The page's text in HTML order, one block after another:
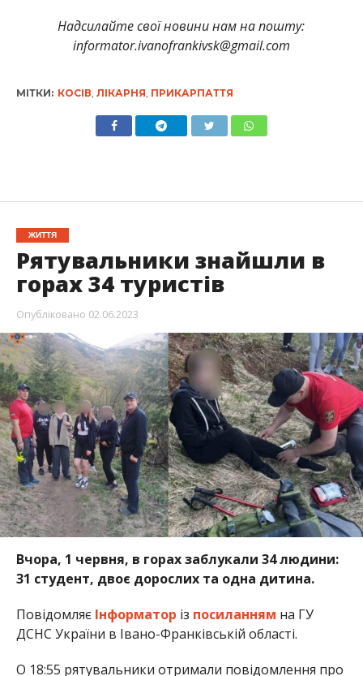
Надсилайте свої новини нам на пошту:
informator.ivanofrankivsk@gmail.com
МІТКИ: КОСІВ ЛІКАРНЯ ПРИКАРПАТТЯ
ЖИТТЯ
Рятувальники знайшли в
горах 34 туристів
Опубліковано 02.06.2023
Вчора, 1 червня, в горах заблукали 34 людини:
31 студент, двоє дорослих та одна дитина.
Повідомляє Інформатор із посиланням на ГУ
ДСНС України в Івано-Франківській області.
О 18:55 рятувальники отримали повідомлення про